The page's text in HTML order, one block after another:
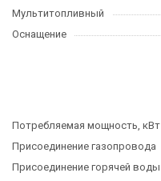
Мультитопливный
Оснащение
Потребляемая мощность, кВт
Присоединение газопровода
Присоединение горячей воды